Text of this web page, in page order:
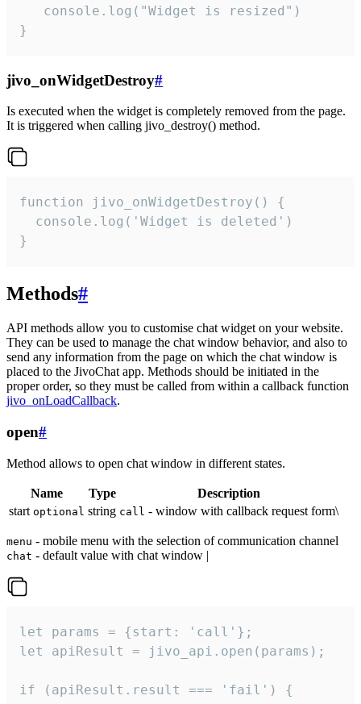
   console.log("Widget is resized")
}
jivo_onWidgetDestroy#
Is executed when the widget is completely removed from the page.
It is triggered when calling jivo_destroy() method.
function jivo_onWidgetDestroy() {
  console.log('Widget is deleted')
}
Methods#
API methods allow you to customise chat widget on your website.
They can be used to manage the chat window behavior, and also to
send any information from the page on which the chat window is
placed to the JivoChat app. Methods should be initiated in the
proper order, so they must be called from within a callback function
jivo_onLoadCallback.
open#
Method allows to open chat window in different states.
Name Type
Description
start optional string call - window with callback request form\
menu - mobile menu with the selection of communication channel
chat - default value with chat window |
let params = {start: 'call'};
let apiResult = jivo_api.open(params);
if (apiResult.result === 'fail') {